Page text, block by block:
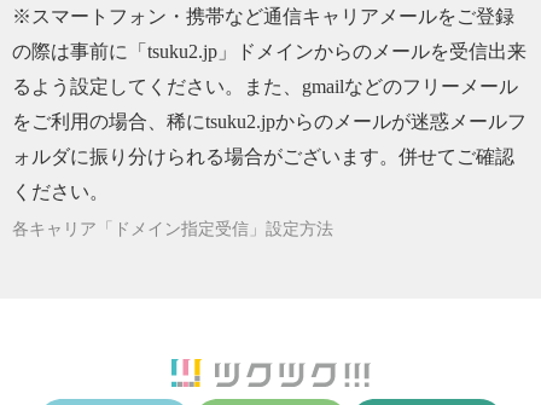
A TEA
2025/01/09
1月中に聞いて欲しい「新しく生まれ変わる」
ための話｜HYDRAL YOGA TEA
2024/12/10「渋み」は味じゃない？｜HYDRAL YOGA TE
A
2024/11/28
日｜HYDRAL YOGA TEA
《11月の出荷お休み・ずっと心に残っている
言葉》HYDRAL YOGA TEA
※スマートフォン・携帯など通信キャリアメールをご登録
の際は事前に「tsuku2.jp」ドメインからのメールを受信出来
るよう設定してください。また、gmailなどのフリーメール
をご利用の場合、稀にtsuku2.jpからのメールが迷惑メールフ
ォルダに振り分けられる場合がございます。併せてご確認
ください。
各キャリア「ドメイン指定受信」設定方法